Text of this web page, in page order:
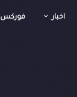
اخبار فوركس